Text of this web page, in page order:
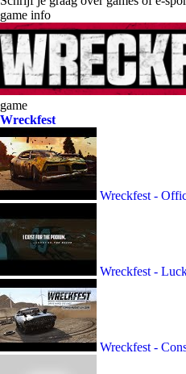
game info
game
Wreckfest
Wreckfest -
Wreckfest -
Wreckfest -